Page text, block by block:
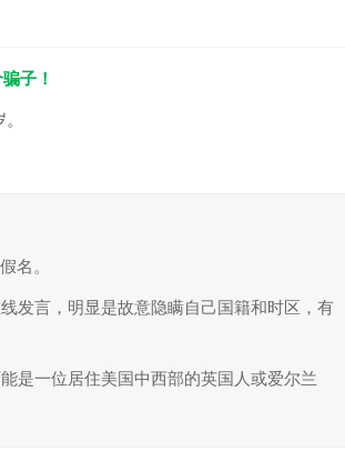
子！
名。
发言，明显是故意隐瞒自己国籍和时区，有
是一位居住美国中西部的英国人或爱尔兰